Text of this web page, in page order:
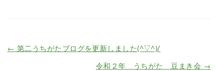
← 第二うちがたブログを更新しました(^▽^)/
令和２年 うちがた 豆まき会 →